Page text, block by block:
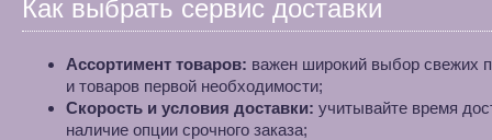
Как выбрать сервис доставки
Ассортимент товаров: важен широкий выбор свежих
и товаров первой необходимости;
Скорость и условия доставки: учитывайте время
наличие опции срочного заказа;